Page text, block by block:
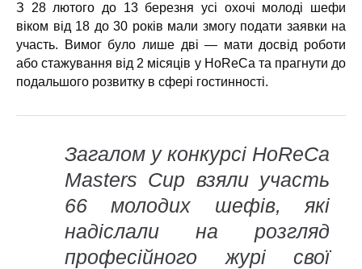
З 28 лютого до 13 березня усі охочі молоді шефи
віком від 18 до 30 років мали змогу подати заявки на
участь. Вимог було лише дві — мати досвід роботи
або стажування від 2 місяців у HoReCa та прагнути до
подальшого розвитку в сфері гостинності.
Загалом у конкурсі HoReCa
Masters Cup взяли участь
66 молодих шефів, які
надіслали на розгляд
професійного журі свої